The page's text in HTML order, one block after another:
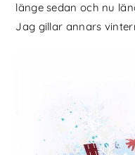
länge sedan och nu
Jag gillar annars